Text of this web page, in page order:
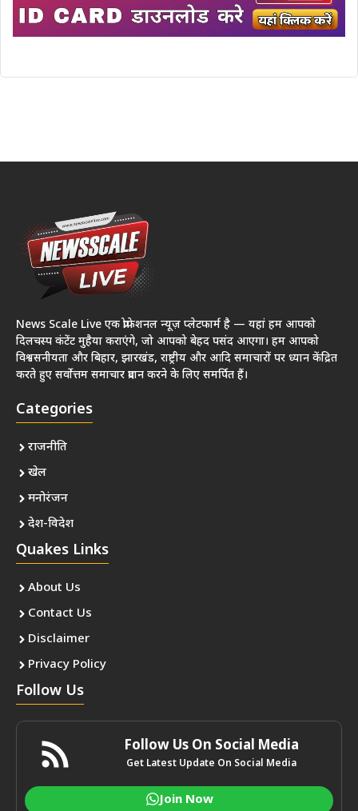
News Scale Live एक प्रोफेशनल न्यूज़ प्लेटफार्म है — यहां हम आपको
दिलचस्प कंटेंट मुहैया कराएंगे, जो आपको बेहद पसंद आएगा। हम आपको
विश्वसनीयता और बिहार, झारखंड, राष्ट्रीय और आदि समाचारों पर ध्यान केंद्रित
करते हुए सर्वोत्तम समाचार प्रदान करने के लिए समर्पित हैं।
Categories
राजनीति
खेल
मनोरंजन
देश-विदेश
Quakes Links
About Us
Contact Us
Disclaimer
Privacy Policy
Follow Us
Follow Us On Social Media
Get Latest Update On Social Media
Join Now